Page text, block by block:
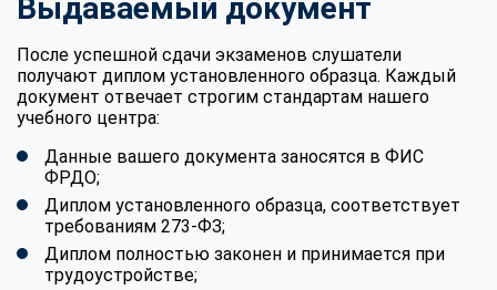
Выдаваемый документ
После успешной сдачи экзаменов слушатели
получают диплом установленного образца. Каждый
документ отвечает строгим стандартам нашего
учебного центра:
Данные вашего документа заносятся в ФИС
ФРДО;
Диплом установленного образца, соответствует
требованиям 273-ФЗ;
Диплом полностью законен и принимается при
трудоустройстве;